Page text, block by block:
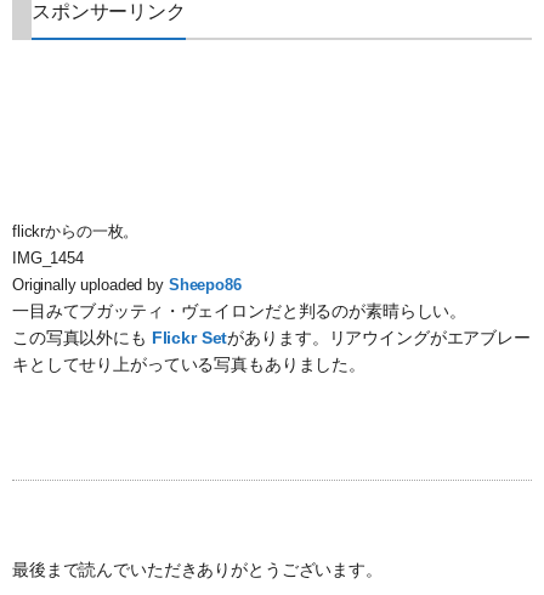
スポンサーリンク
flickrからの一枚。
IMG_1454
Originally uploaded by Sheepo86
一目みてブガッティ・ヴェイロンだと判るのが素晴らしい。
この写真以外にも Flickr Setがあります。リアウイングがエアブレー
キとしてせり上がっている写真もありました。
最後まで読んでいただきありがとうございます。